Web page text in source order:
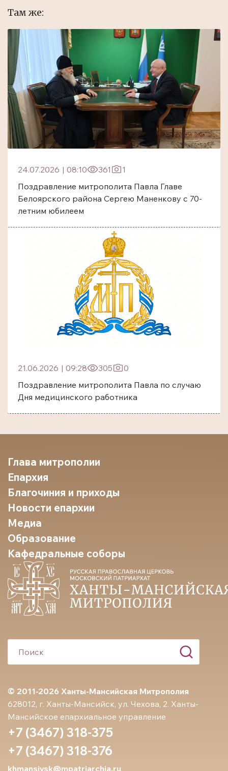
Там же:
24.07.2026 | 08:10 361
1
Поздравление митрополита Павла Главе
Белоярского района Сергею Маненкову с 70-
летним юбилеем
21.06.2026 | 09:28 305
0
Поздравление митрополита Павла по случаю
Дня медицинского работника
© 2011-2026 Ханты-Мансийская Митрополия
628012, г. Ханты-Мансийск, ул. Чехова, 2. Ханты-
Мансийское епархиальное управление
+7 (3467) 318-375
+7 (3467) 318-376
khmansiysk@mpatriarchia.ru
Глава митрополии
Епархия
Благочиния и приходы
Новости епархии
Медиа
Образование
Кафедральные соборы